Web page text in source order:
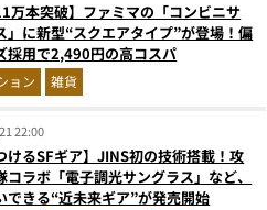
万本突破】ファミマの「コンビニサ
」に新型“スクエアタイプ”が登場！偏
採用で2,490円の高コスパ
ョン 雑貨
22:00
けるSFギア】JINS初の技術搭載！攻
コラボ「電子調光サングラス」など、
できる“近未来ギア”が発売開始